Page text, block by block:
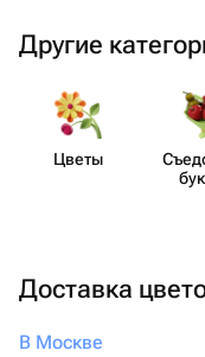
Другие
Цветы
Доставка
В Москве